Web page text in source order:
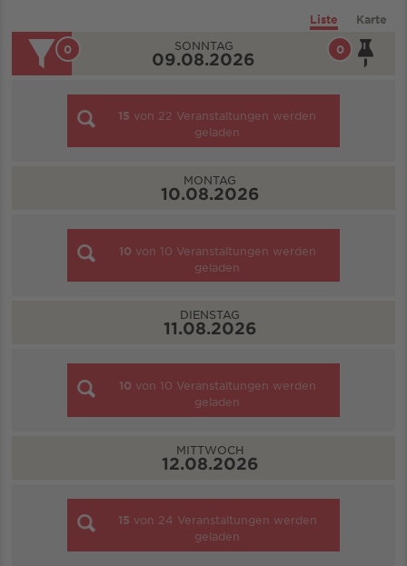
Liste Karte
0
0 SONNTAG
09.08.2026
15 von 22 Veranstaltungen werden
geladen
MONTAG
10.08.2026
10 von 10 Veranstaltungen werden
geladen
DIENSTAG
11.08.2026
10 von 10 Veranstaltungen werden
geladen
MITTWOCH
12.08.2026
15 von 24 Veranstaltungen werden
geladen